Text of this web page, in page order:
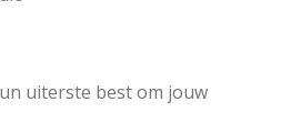
uiterste best om jouw